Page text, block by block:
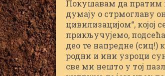
Покушавам да пратим
думају о стрмоглаву
цивилизацијом“,
прикључујемо,
део те напредне (сиц!)
родни и ини узроци
све ми нешто у тој